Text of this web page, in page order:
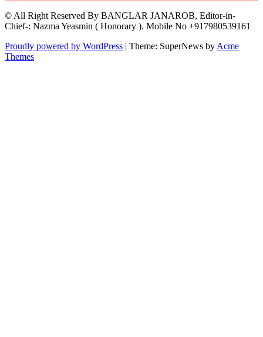
© All Right Reserved By BANGLAR JANAROB, Editor-in-
Chief-: Nazma Yeasmin ( Honorary ). Mobile No +917980539161
Proudly powered by WordPress | Theme: SuperNews by Acme
Themes